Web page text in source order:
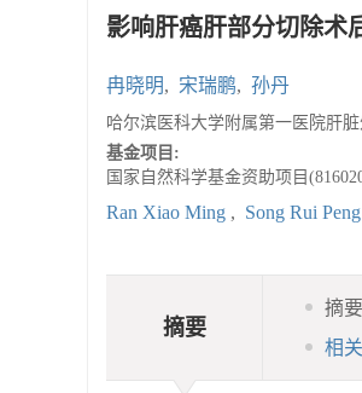
影响肝癌肝部分切除术
冉晓明, 宋瑞鹏, 孙丹
哈尔滨医科大学附属第一医院肝
基金项目:
国家自然科学基金资助项目
Ran Xiao Ming , Song Rui Peng
摘要
摘要
相